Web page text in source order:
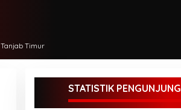
Tanjab Timur
STATISTIK PENGUNJUNG